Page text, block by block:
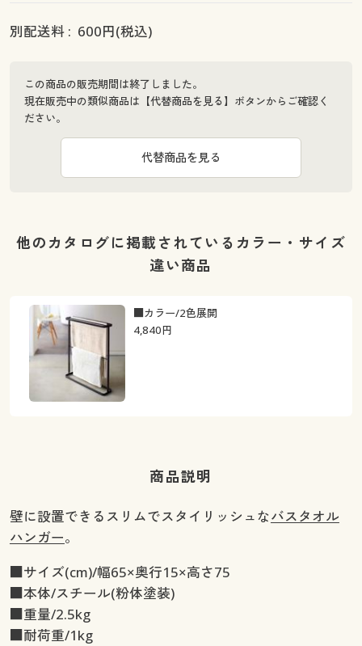
別配送料 : 600円(税込)
この商品の販売期間は終了しました。
現在販売中の類似商品は【代替商品を見る】ボタンからご確認く
ださい。
代替商品を見る
他のカタログに掲載されているカラー・サイズ
違い商品
4,840円
■カラー/2色展開
商品説明
壁に設置できるスリムでスタイリッシュなバスタオル
ハンガー。
■サイズ(cm)/幅65×奥行15×高さ75
■本体/スチール(粉体塗装)
■重量/2.5kg
■耐荷重/1kg